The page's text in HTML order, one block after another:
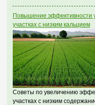
Повышение эффективности
участках с низким кальцием
Советы по увеличению
участках с низким